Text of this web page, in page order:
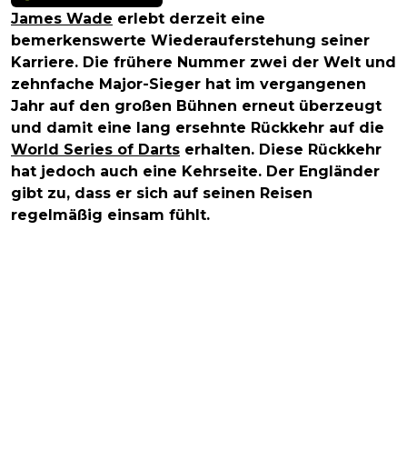
James Wade erlebt derzeit eine
bemerkenswerte Wiederauferstehung seiner
Karriere. Die frühere Nummer zwei der Welt und
zehnfache Major-Sieger hat im vergangenen
Jahr auf den großen Bühnen erneut überzeugt
und damit eine lang ersehnte Rückkehr auf die
World Series of Darts erhalten. Diese Rückkehr
hat jedoch auch eine Kehrseite. Der Engländer
gibt zu, dass er sich auf seinen Reisen
regelmäßig einsam fühlt.